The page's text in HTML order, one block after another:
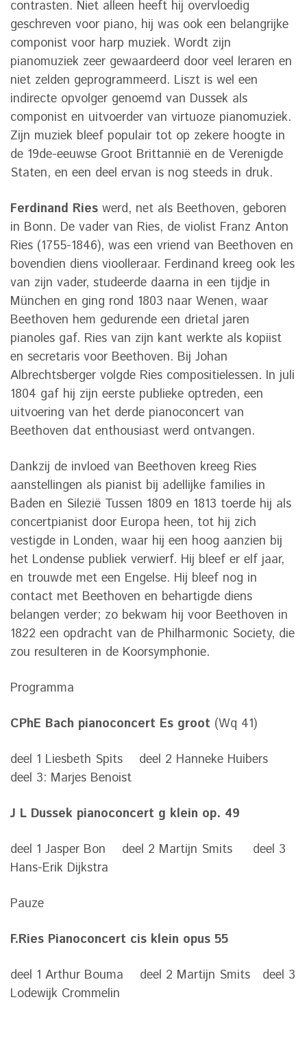
contrasten. Niet alleen heeft hij overvloedig
geschreven voor piano, hij was ook een belangrijke
componist voor harp muziek. Wordt zijn
pianomuziek zeer gewaardeerd door veel leraren en
niet zelden geprogrammeerd. Liszt is wel een
indirecte opvolger genoemd van Dussek als
componist en uitvoerder van virtuoze pianomuziek.
Zijn muziek bleef populair tot op zekere hoogte in
de 19de-eeuwse Groot Brittannië en de Verenigde
Staten, en een deel ervan is nog steeds in druk.
Ferdinand Ries werd, net als Beethoven, geboren
in Bonn. De vader van Ries, de violist Franz Anton
Ries (1755-1846), was een vriend van Beethoven en
bovendien diens vioolleraar. Ferdinand kreeg ook les
van zijn vader, studeerde daarna in een tijdje in
München en ging rond 1803 naar Wenen, waar
Beethoven hem gedurende een drietal jaren
pianoles gaf. Ries van zijn kant werkte als kopiist
en secretaris voor Beethoven. Bij Johan
Albrechtsberger volgde Ries compositielessen. In juli
1804 gaf hij zijn eerste publieke optreden, een
uitvoering van het derde pianoconcert van
Beethoven dat enthousiast werd ontvangen.
Dankzij de invloed van Beethoven kreeg Ries
aanstellingen als pianist bij adellijke families in
Baden en Silezië Tussen 1809 en 1813 toerde hij als
concertpianist door Europa heen, tot hij zich
vestigde in Londen, waar hij een hoog aanzien bij
het Londense publiek verwierf. Hij bleef er elf jaar,
en trouwde met een Engelse. Hij bleef nog in
contact met Beethoven en behartigde diens
belangen verder; zo bekwam hij voor Beethoven in
1822 een opdracht van de Philharmonic Society, die
zou resulteren in de Koorsymphonie.
Programma
CPhE Bach pianoconcert Es groot (Wq 41)
deel 1 Liesbeth Spits deel 2 Hanneke Huibers
deel 3: Marjes Benoist
J L Dussek pianoconcert g klein op. 49
deel 1 Jasper Bon deel 2 Martijn Smits deel 3
Hans-Erik Dijkstra
Pauze
F.Ries Pianoconcert cis klein opus 55
deel 1 Arthur Bouma deel 2 Martijn Smits deel 3
Lodewijk Crommelin